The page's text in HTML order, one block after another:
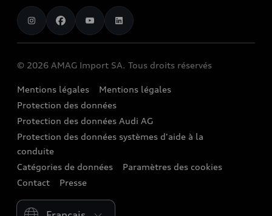
Audi exclusive
Réserver un essai routier
Promotions
Leasing et assurance
Véhicules neufs disponibles immédiatement
Occasions Audi
Audi Connect
Accessoires d’origine Audi
Audi collection
Clientèle commerciale
chargeOn
Calculateur de station de recharge
Sponsoring
Audi Destinations
quattro
Strive for clarity
We race for progress
AMAG Import SA
Carrière
Histoire
Newsletter
© 2026 AMAG Import SA. Tous droits réservés
Mentions légales
Mentions légales
Protection des données
Protection des données Audi AG
Protection des données systèmes d'aide à la
conduite
Catégories de données
Paramètres des cookies
Contact
Presse
Please select country